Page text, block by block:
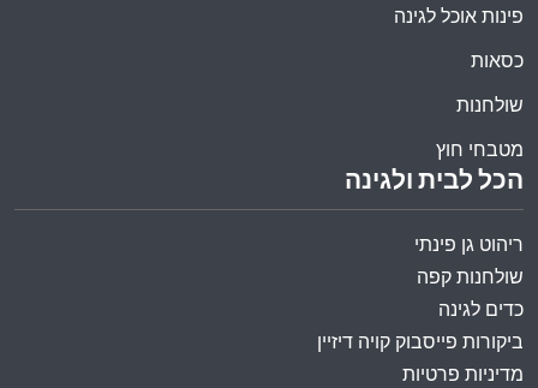
הכל לבית ולגינה
ריהוט גן פינתי
שולחנות קפה
כדים לגינה
ביקורות פייסבוק קויה דיזיין
מדיניות פרטיות
פינות אוכל לגינה
כסאות
שולחנות
מטבחי חוץ